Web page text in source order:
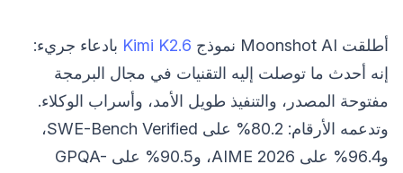
أطلقت Moonshot AI نموذج Kimi K2.6 بادعاء جريء:
إنه أحدث ما توصلت إليه التقنيات في مجال البرمجة
مفتوحة المصدر، والتنفيذ طويل الأمد، وأسراب الوكلاء.
وتدعمه الأرقام: 80.2% على SWE-Bench Verified،
و96.4% على AIME 2026، و90.5% على GPQA-